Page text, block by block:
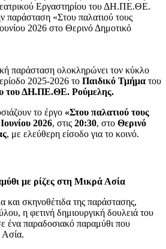
Εργαστηρίου του ΔΗ.ΠΕ.ΘΕ.
παράσταση «Στου παλατιού τους
2026 στο Θερινό Δημοτικό
παράσταση ολοκληρώνει τον κύκλο
2025-2026 το Παιδικό Τμήμα του
του ΔΗ.ΠΕ.ΘΕ. Ρούμελης.
το έργο «Στου παλατιού τους
2026, στις 20:30, στο Θερινό
, με ελεύθερη είσοδο για το κοινό.
με ρίζες στη Μικρά Ασία
σκηνοθέτιδα της παράστασης,
η φετινή δημιουργική δουλειά του
ένα παραδοσιακό παραμύθι που
Ασία.